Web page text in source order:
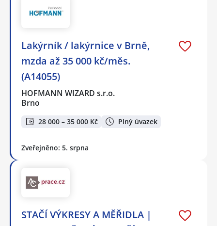
Lakýrník / lakýrnice v Brně,
mzda až 35 000 kč/měs.
(A14055)
HOFMANN WIZARD s.r.o.
Brno
28 000 – 35 000 Kč Plný úvazek
Zveřejněno: 5. srpna
STAČÍ VÝKRESY A MĚŘIDLA |